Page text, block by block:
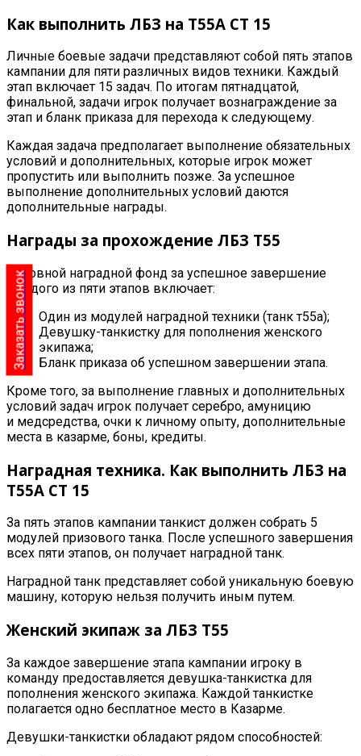
Как выполнить ЛБЗ на Т55А СТ 15
Личные боевые задачи представляют собой пять этапов
кампании для пяти различных видов техники. Каждый
этап включает 15 задач. По итогам пятнадцатой,
финальной, задачи игрок получает вознаграждение за
этап и бланк приказа для перехода к следующему.
Каждая задача предполагает выполнение обязательных
условий и дополнительных, которые игрок может
пропустить или выполнить позже. За успешное
выполнение дополнительных условий даются
дополнительные награды.
Награды за прохождение ЛБЗ T55
Основной наградной фонд за успешное завершение
каждого из пяти этапов включает:
Один из модулей наградной техники (танк т55а);
Девушку-танкистку для пополнения женского
экипажа;
Бланк приказа об успешном завершении этапа.
Кроме того, за выполнение главных и дополнительных
условий задач игрок получает серебро, амуницию
и медсредства, очки к личному опыту, дополнительные
места в казарме, боны, кредиты.
Наградная техника. Как выполнить ЛБЗ на
Т55А СТ 15
За пять этапов кампании танкист должен собрать 5
модулей призового танка. После успешного завершения
всех пяти этапов, он получает наградной танк.
Наградной танк представляет собой уникальную боевую
машину, которую нельзя получить иным путем.
Женский экипаж за ЛБЗ T55
За каждое завершение этапа кампании игроку в
команду предоставляется девушка-танкистка для
пополнения женского экипажа. Каждой танкистке
полагается одно бесплатное место в Казарме.
Девушки-танкистки обладают рядом способностей:
Заказать звонок